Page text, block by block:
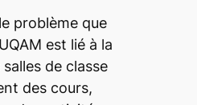
problème que
est lié à la
de classe
des cours,